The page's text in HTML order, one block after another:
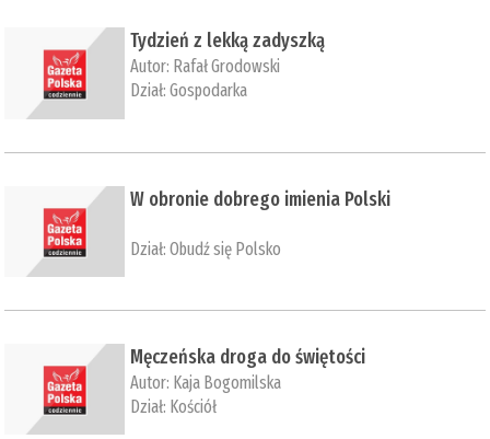
Tydzień z lekką zadyszką
Autor: Rafał Grodowski
Dział:Gospodarka
W obronie dobrego imienia Polski
Dział:Obudź się Polsko
Męczeńska droga do świętości
Autor: Kaja Bogomilska
Dział: Kościół